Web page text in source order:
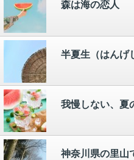
森は海の恋人
半夏生（はんげ
我慢しない、夏
神奈川県の里山